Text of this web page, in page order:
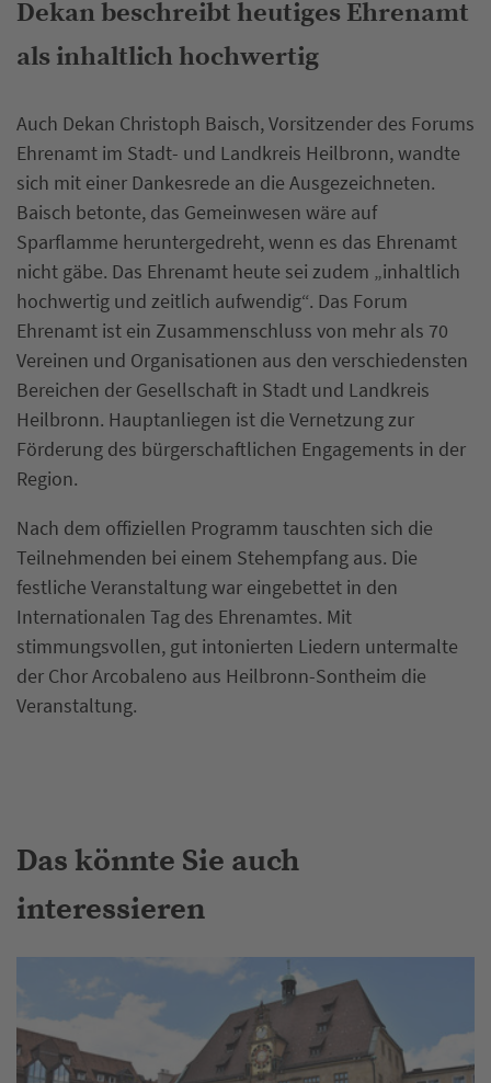
Dekan beschreibt heutiges Ehrenamt
als inhaltlich hochwertig
Auch Dekan Christoph Baisch, Vorsitzender des Forums
Ehrenamt im Stadt- und Landkreis Heilbronn, wandte
sich mit einer Dankesrede an die Ausgezeichneten.
Baisch betonte, das Gemeinwesen wäre auf
Sparflamme heruntergedreht, wenn es das Ehrenamt
nicht gäbe. Das Ehrenamt heute sei zudem „inhaltlich
hochwertig und zeitlich aufwendig“. Das Forum
Ehrenamt ist ein Zusammenschluss von mehr als 70
Vereinen und Organisationen aus den verschiedensten
Bereichen der Gesellschaft in Stadt und Landkreis
Heilbronn. Hauptanliegen ist die Vernetzung zur
Förderung des bürgerschaftlichen Engagements in der
Region.
Nach dem offiziellen Programm tauschten sich die
Teilnehmenden bei einem Stehempfang aus. Die
festliche Veranstaltung war eingebettet in den
Internationalen Tag des Ehrenamtes. Mit
stimmungsvollen, gut intonierten Liedern untermalte
der Chor Arcobaleno aus Heilbronn-Sontheim die
Veranstaltung.
Das könnte Sie auch
interessieren